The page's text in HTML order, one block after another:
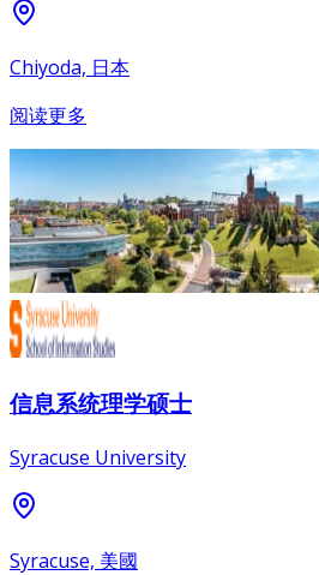
Chiyoda, 日本
阅读更多
信息系统理学硕士
Syracuse University
Syracuse, 美國